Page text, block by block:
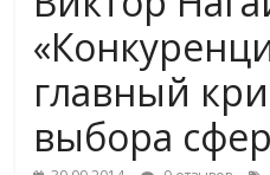
главный
выбора